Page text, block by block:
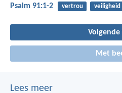
Psalm 91:1-2 vertrou veiligheid
Volgende
Met
Lees meer